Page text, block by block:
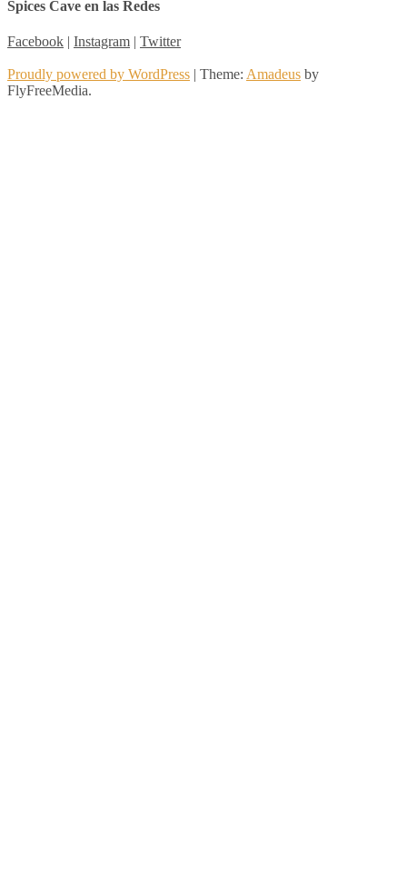
Spices Cave en las Redes
Facebook | Instagram | Twitter
Proudly powered by WordPress | Theme: Amadeus by
FlyFreeMedia.